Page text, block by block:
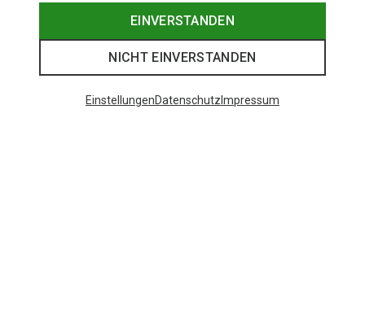
EINVERSTANDEN
NICHT EINVERSTANDEN
EinstellungenDatenschutz Impressum